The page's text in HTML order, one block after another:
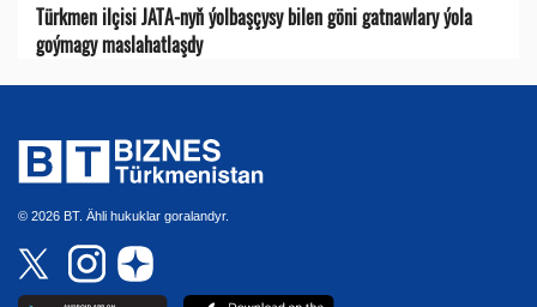
Türkmen ilçisi JATA-nyň ýolbaşçysy bilen göni gatnawlary ýola
goýmagy maslahatlaşdy
© 2026 BT. Ähli hukuklar goralandyr.